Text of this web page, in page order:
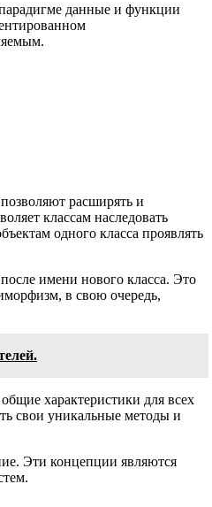
данные и функции
расширять и
классам наследовать
одного класса проявлять
имени нового класса. Это
в свою очередь,
характеристики для всех
свои уникальные методы и
Эти концепции являются